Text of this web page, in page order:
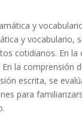
y
y vocabulario,
cotidianos. En la
la comprensión
escrita, se
para